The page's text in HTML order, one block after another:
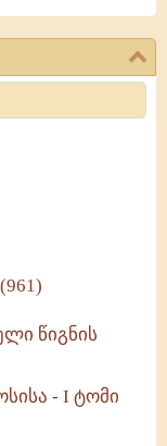
წიგნის
- I ტომი